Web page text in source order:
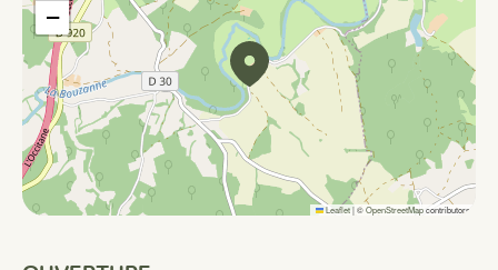
−
Leaflet|©OpenStreetMapcontributors